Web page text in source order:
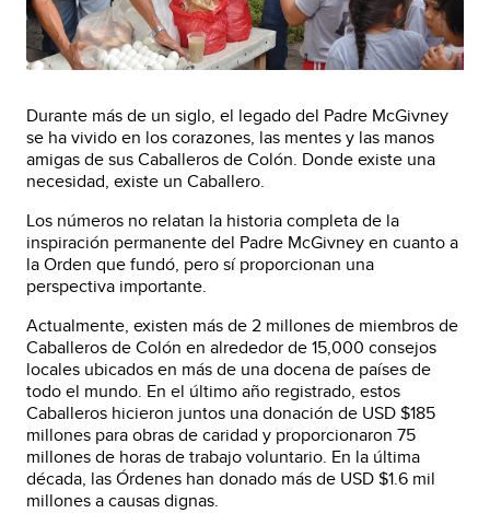
Durante más de un siglo, el legado del Padre McGivney
se ha vivido en los corazones, las mentes y las manos
amigas de sus Caballeros de Colón. Donde existe una
necesidad, existe un Caballero.
Los números no relatan la historia completa de la
inspiración permanente del Padre McGivney en cuanto a
la Orden que fundó, pero sí proporcionan una
perspectiva importante.
Actualmente, existen más de 2 millones de miembros de
Caballeros de Colón en alrededor de 15,000 consejos
locales ubicados en más de una docena de países de
todo el mundo. En el último año registrado, estos
Caballeros hicieron juntos una donación de USD $185
millones para obras de caridad y proporcionaron 75
millones de horas de trabajo voluntario. En la última
década, las Órdenes han donado más de USD $1.6 mil
millones a causas dignas.